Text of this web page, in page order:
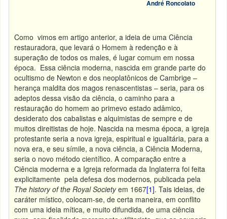
André Roncolato
Como vimos em artigo anterior, a ideia de uma Ciência
restauradora, que levará o Homem à redenção e à
superação de todos os males, é lugar comum em nossa
época. Essa ciência moderna, nascida em grande parte do
ocultismo de Newton e dos neoplatônicos de Cambrige –
herança maldita dos magos renascentistas – seria, para os
adeptos dessa visão da ciência, o caminho para a
restauração do homem ao primevo estado adâmico,
desiderato dos cabalistas e alquimistas de sempre e de
muitos direitistas de hoje. Nascida na mesma época, a igreja
protestante seria a nova igreja, espiritual e igualitária, para a
nova era, e seu símile, a nova ciência, a Ciência Moderna,
seria o novo método científico. A comparação entre a
Ciência moderna e a Igreja reformada da Inglaterra foi feita
explicitamente pela defesa dos modernos, publicada pela
The history of the Royal Societyem 1667[1]. Tais ideias, de
caráter místico, colocam-se, de certa maneira, em conflito
com uma ideia mítica, e muito difundida, de uma ciência